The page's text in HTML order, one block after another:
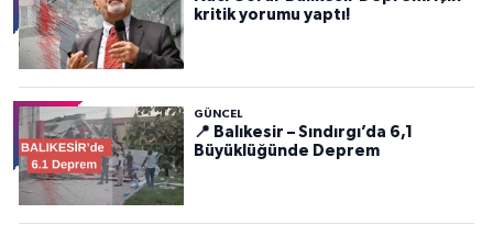
kritik yorumu yaptı!
GÜNCEL
📍 Balıkesir – Sındırgı’da 6,1
Büyüklüğünde Deprem